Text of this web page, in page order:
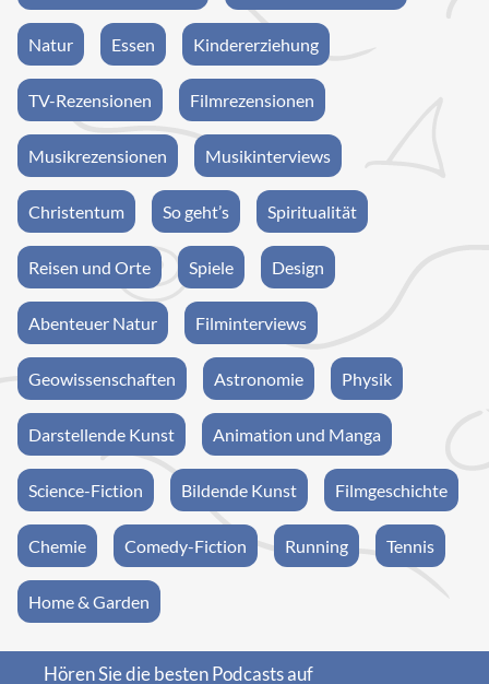
Natur Essen Kindererziehung
TV-Rezensionen Filmrezensionen
Musikrezensionen Musikinterviews
Christentum So geht’s Spiritualität
Reisen und Orte Spiele Design
Abenteuer Natur Filminterviews
Geowissenschaften Astronomie Physik
Darstellende Kunst Animation und Manga
Science-Fiction Bildende Kunst Filmgeschichte
Chemie Comedy-Fiction Running Tennis
Home & Garden
Hören Sie die besten Podcasts auf